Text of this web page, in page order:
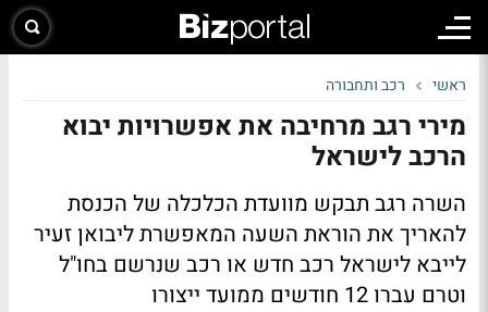
ראשי רכב ותחבורה
מירי רגב מרחיבה את אפשרויות יבוא
הרכב לישראל
השרה רגב תבקש מוועדת הכלכלה של הכנסת
להאריך את הוראת השעה המאפשרת ליבואן זעיר
לייבא לישראל רכב חדש או רכב שנרשם בחו"ל
וטרם עברו 12 חודשים ממועד ייצורו